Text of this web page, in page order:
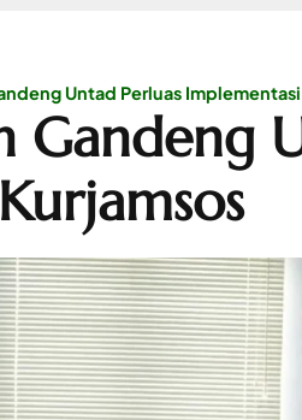
Untad Perluas
Gandeng